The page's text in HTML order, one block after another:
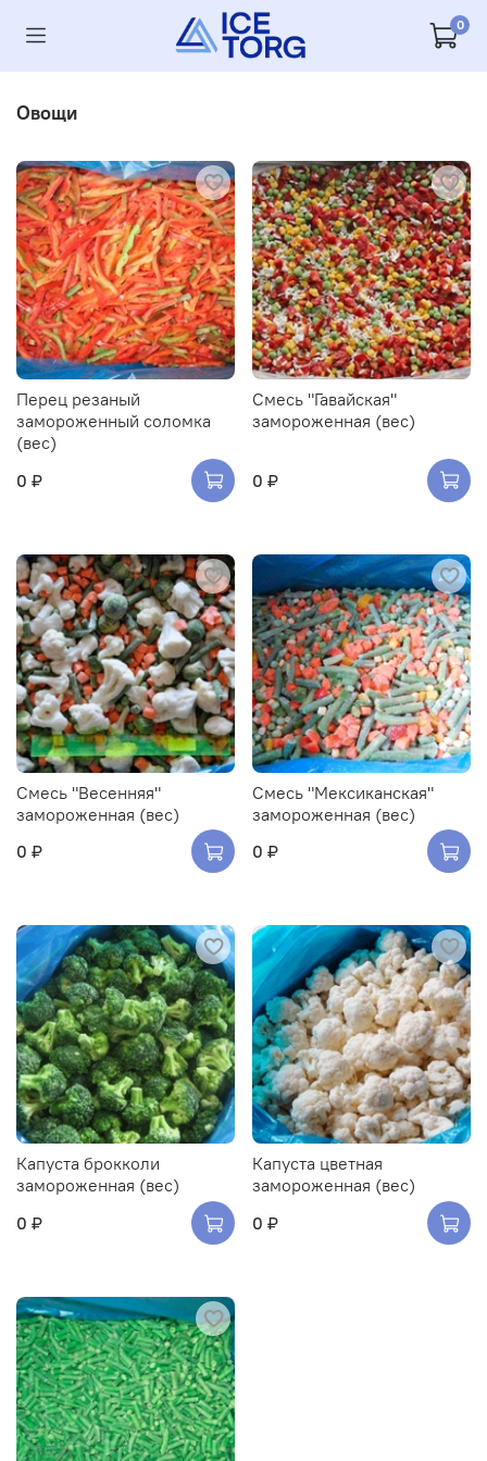
0
Овощи
Перец резаный
замороженный соломка
(вес)
0 ₽
Смесь "Гавайская"
замороженная (вес)
0 ₽
Смесь "Весенняя"
замороженная (вес)
0 ₽
Смесь "Мексиканская"
замороженная (вес)
0 ₽
Капуста брокколи
замороженная (вес)
0 ₽
Капуста цветная
замороженная (вес)
0 ₽